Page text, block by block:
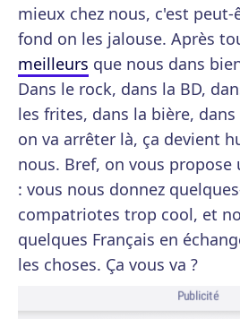
mieux chez nous, c'est peut-
fond on les jalouse. Après
meilleurs que nous dans
Dans le rock, dans la BD,
les frites, dans la bière,
on va arrêter là, ça devient
nous. Bref, on vous propose
: vous nous donnez
compatriotes trop cool, et
quelques Français en
les choses. Ça vous va ?
Publicité